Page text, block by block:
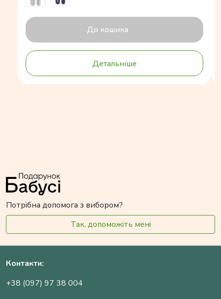
До кошика
Детальніше
Потрібна допомога з вибором?
Так, допоможіть мені
Контакти:
+38 (097) 97 38 004